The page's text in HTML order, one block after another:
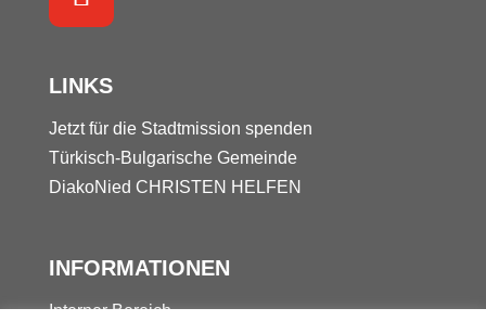
LINKS
Jetzt für die Stadtmission spenden
Türkisch-Bulgarische Gemeinde
DiakoNied CHRISTEN HELFEN
INFORMATIONEN
Interner Bereich